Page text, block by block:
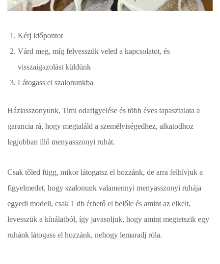
Kérj időpontot
Várd meg, míg felvesszük veled a kapcsolatot, és
visszaigazolást küldünk
Látogass el szalonunkba
Háziasszonyunk, Timi odafigyelése és több éves tapasztalata a
garancia rá, hogy megtaláld a személyiségedhez, alkatodhoz
legjobban illő menyasszonyi ruhát.
Csak tőled függ, mikor látogatsz el hozzánk, de arra felhívjuk a
figyelmedet, hogy szalonunk valamennyi menyasszonyi ruhája
egyedi modell, csak 1 db érhető el belőle és amint az elkelt,
levesszük a kínálatból, így javasoljuk, hogy amint megtetszik egy
ruhánk látogass el hozzánk, nehogy lemaradj róla.